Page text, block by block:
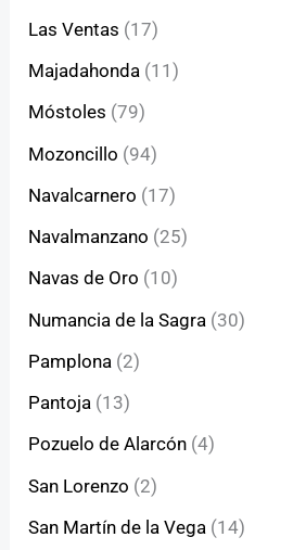
Las Ventas (17)
Majadahonda (11)
Móstoles (79)
Mozoncillo (94)
Navalcarnero (17)
Navalmanzano (25)
Navas de Oro (10)
Numancia de la Sagra (30)
Pamplona (2)
Pantoja (13)
Pozuelo de Alarcón (4)
San Lorenzo (2)
San Martín de la Vega (14)